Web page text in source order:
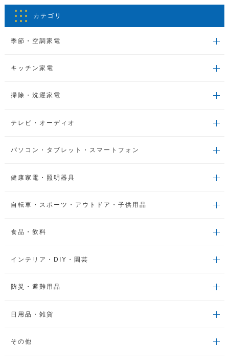
カテゴリ
季節・空調家電
キッチン家電
掃除・洗濯家電
テレビ・オーディオ
パソコン・タブレット・スマートフォン
健康家電・照明器具
自転車・スポーツ・アウトドア・子供用品
食品・飲料
インテリア・DIY・園芸
防災・避難用品
日用品・雑貨
その他